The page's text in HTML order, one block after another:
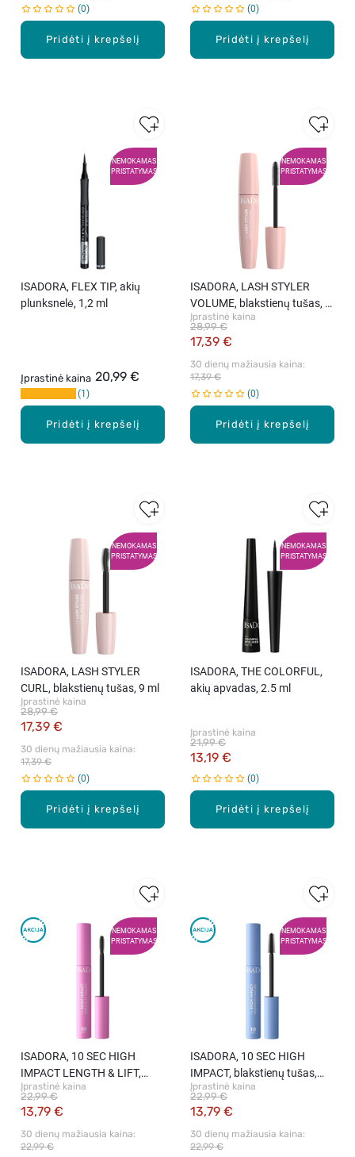
Pridėti į krepšelį
0
Pridėti į krepšelį
0
NEMOKAMAS
PRISTATYMAS
Pridėti į krepšelį
ISADORA, FLEX TIP, akių
plunksnelė, 1,2 ml
Įprastinė kaina 20,99 €
1
NEMOKAMAS
PRISTATYMAS
Pridėti į krepšelį
ISADORA, LASH STYLER
VOLUME, blakstienų tušas, 9
ml
Įprastinė kaina
17,39 €
28,99 €
30 dienų mažiausia kaina:
17,39 €
0
NEMOKAMAS
PRISTATYMAS
Pridėti į krepšelį
ISADORA, LASH STYLER
CURL, blakstienų tušas, 9 ml
Įprastinė kaina
17,39 €
28,99 €
30 dienų mažiausia kaina:
17,39 €
0
NEMOKAMAS
PRISTATYMAS
Pridėti į krepšelį
ISADORA, THE COLORFUL,
akių apvadas, 2.5 ml
Įprastinė kaina
13,19 €
21,99 €
0
NEMOKAMAS
PRISTATYMAS
ISADORA, 10 SEC HIGH
IMPACT LENGTH & LIFT,
blakstienų tušas, 9 ml
Įprastinė kaina
13,79 €
22,99 €
30 dienų mažiausia kaina:
22,99 €
NEMOKAMAS
PRISTATYMAS
ISADORA, 10 SEC HIGH
IMPACT, blakstienų tušas,
atsparus vandeniui, 9 ml
Įprastinė kaina
13,79 €
22,99 €
30 dienų mažiausia kaina:
22,99 €